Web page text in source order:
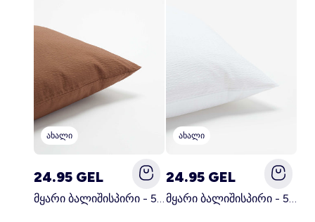
ანგარიში
შესვლა
ახალი
24.95 GEL
მყარი ბალიშისპირი - 50 x 70 სმ - KIABI მთავარი სამზარეულო
ახალი
24.95 GEL
მყარი ბალიშისპირი - 50 x 70 სმ - KIABI მთავარი თეთრი